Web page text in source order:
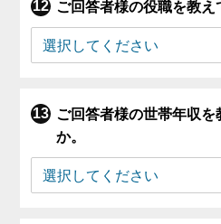
ご回答者様の役職を教え
ご回答者様の世帯年収
か。